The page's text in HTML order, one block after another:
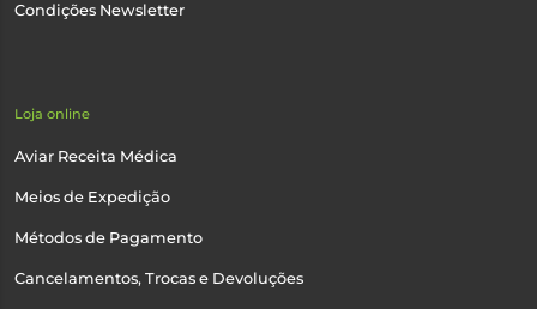
Condições Newsletter
Loja online
Aviar Receita Médica
Meios de Expedição
Métodos de Pagamento
Cancelamentos, Trocas e Devoluções